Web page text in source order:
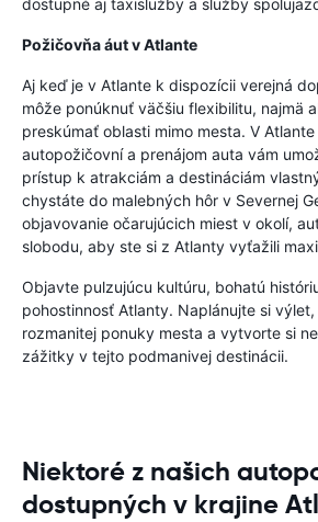
dostupné aj taxislužby a služby
Požičovňa áut v Atlante
Aj keď je v Atlante k dispozícii verejná
môže ponúknuť väčšiu flexibilitu, najmä
preskúmať oblasti mimo mesta. V
autopožičovní a prenájom auta vám
prístup k atrakciám a destináciám
chystáte do malebných hôr v Severnej
objavovanie očarujúcich miest v okolí,
slobodu, aby ste si z Atlanty vyťažili
Objavte pulzujúcu kultúru, bohatú
pohostinnosť Atlanty. Naplánujte si
rozmanitej ponuky mesta a vytvorte si
zážitky v tejto podmanivej destinácii.
Niektoré z našich
dostupných v krajine